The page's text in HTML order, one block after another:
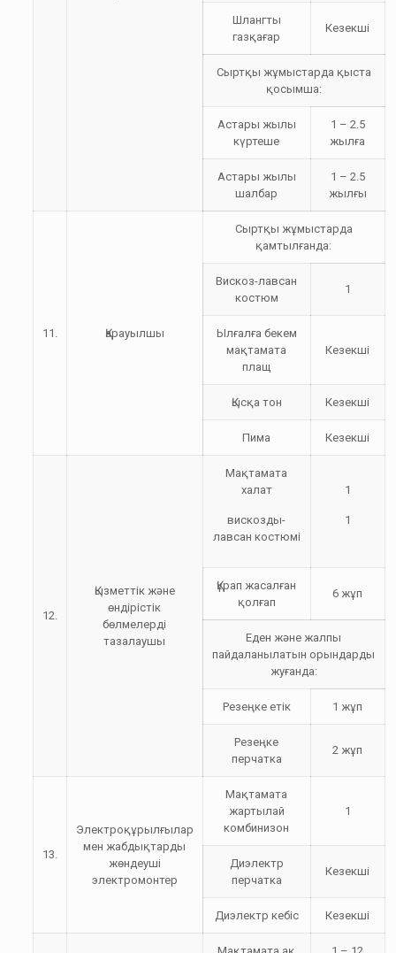
Шлангты
газқағар
Кезекші
Сыртқы жұмыстарда қыста
қосымша:
Астары жылы
күртеше
1 – 2.5
жылға
Астары жылы
шалбар
1 – 2.5
жылғы
11. Қарауылшы
Сыртқы жұмыстарда
қамтылғанда:
Вискоз-лавсан
костюм
1
Ылғалға бекем
мақтамата
плащ
Кезекші
Қысқа тон Кезекші
Пима Кезекші
12.
Қызметтік және
өндірістік
бөлмелерді
тазалаушы
Мақтамата
халат
вискозды-
лавсан костюмі
1
1
Құрап жасалған
қолғап
6 жұп
Еден және жалпы
пайдаланылатын орындарды
жуғанда:
Резеңке етік 1 жұп
Резеңке
перчатка
2 жұп
13.
Электроқұрылғылар
мен жабдықтарды
жөндеуші
электромонтер
Мақтамата
жартылай
комбинизон
1
Диэлектр
перчатка
Кезекші
Диэлектр кебіс Кезекші